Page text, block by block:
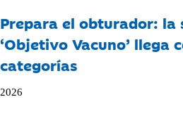
Prepara el obturador: la
‘Objetivo Vacuno’ llega
categorías
2026